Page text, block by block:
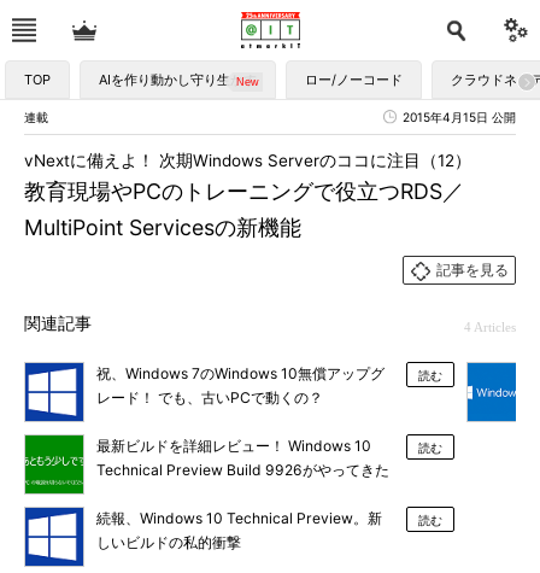
TOP AIを作り動かし守り生かす ロー/ノーコード クラウドネイ
連載 2015年4月15日 公開
教育現場やPCのトレーニングで役立つRDS／
MultiPoint Servicesの新機能
vNextに備えよ！ 次期Windows Serverのココに注目（12）
記事を見る
関連記事 4 Articles
祝、Windows 7のWindows 10無償アップグ
レード！ でも、古いPCで動くの？
読む
最新ビルドを詳細レビュー！ Windows 10
Technical Preview Build 9926がやってきた
読む
続報、Windows 10 Technical Preview。新
しいビルドの私的衝撃
読む